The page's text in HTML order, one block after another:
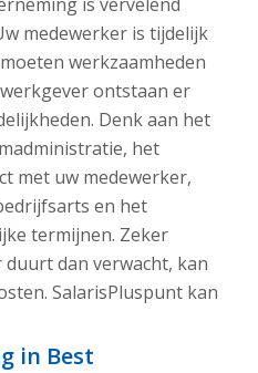
medewerker is tijdelijk
werkzaamheden
ontstaan er
Denk aan het
het
met uw medewerker,
en het
termijnen. Zeker
dan verwacht, kan
SalarisPluspunt kan
in Best